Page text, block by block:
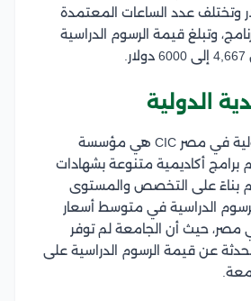
إلى 168 دولار وتختلف عدد الساعات المعتمدة
وتبلغ قيمة الرسوم الدراسية
الدولية
الجامعة الكندية الدولية في مصر CIC هي مؤسسة
برامج أكاديمية متنوعة بشهادات
بناءً على التخصص والمستوى
الدراسية في متوسط أسعار
مصر، حيث أن الجامعة لم توفر
عن قيمة الرسوم الدراسية على